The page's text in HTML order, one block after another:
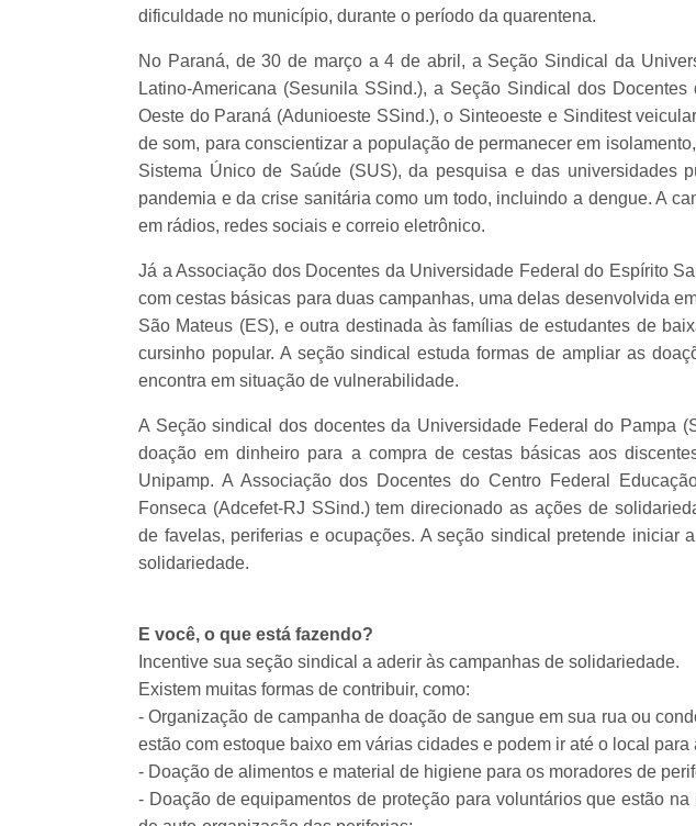
dificuldade no município, durante o período da quarentena.
No Paraná, de 30 de março a 4 de abril, a Seção Sindical da
Latino-Americana (Sesunila SSind.), a Seção Sindical dos
Oeste do Paraná (Adunioeste SSind.), o Sinteoeste e Sinditest
de som, para conscientizar a população de permanecer em
Sistema Único de Saúde (SUS), da pesquisa e das universidades
pandemia e da crise sanitária como um todo, incluindo a dengue. A
em rádios, redes sociais e correio eletrônico.
Já a Associação dos Docentes da Universidade Federal do Espírito
com cestas básicas para duas campanhas, uma delas desenvolvida
São Mateus (ES), e outra destinada às famílias de estudantes de
cursinho popular. A seção sindical estuda formas de ampliar as
encontra em situação de vulnerabilidade.
A Seção sindical dos docentes da Universidade Federal do Pampa
doação em dinheiro para a compra de cestas básicas aos
Unipamp. A Associação dos Docentes do Centro Federal
Fonseca (Adcefet-RJ SSind.) tem direcionado as ações de
de favelas, periferias e ocupações. A seção sindical pretende iniciar
solidariedade.
E você, o que está fazendo?
Incentive sua seção sindical a aderir às campanhas de solidariedade.
Existem muitas formas de contribuir, como:
- Organização de campanha de doação de sangue em sua rua ou
estão com estoque baixo em várias cidades e podem ir até o local para
- Doação de alimentos e material de higiene para os moradores de
- Doação de equipamentos de proteção para voluntários que estão